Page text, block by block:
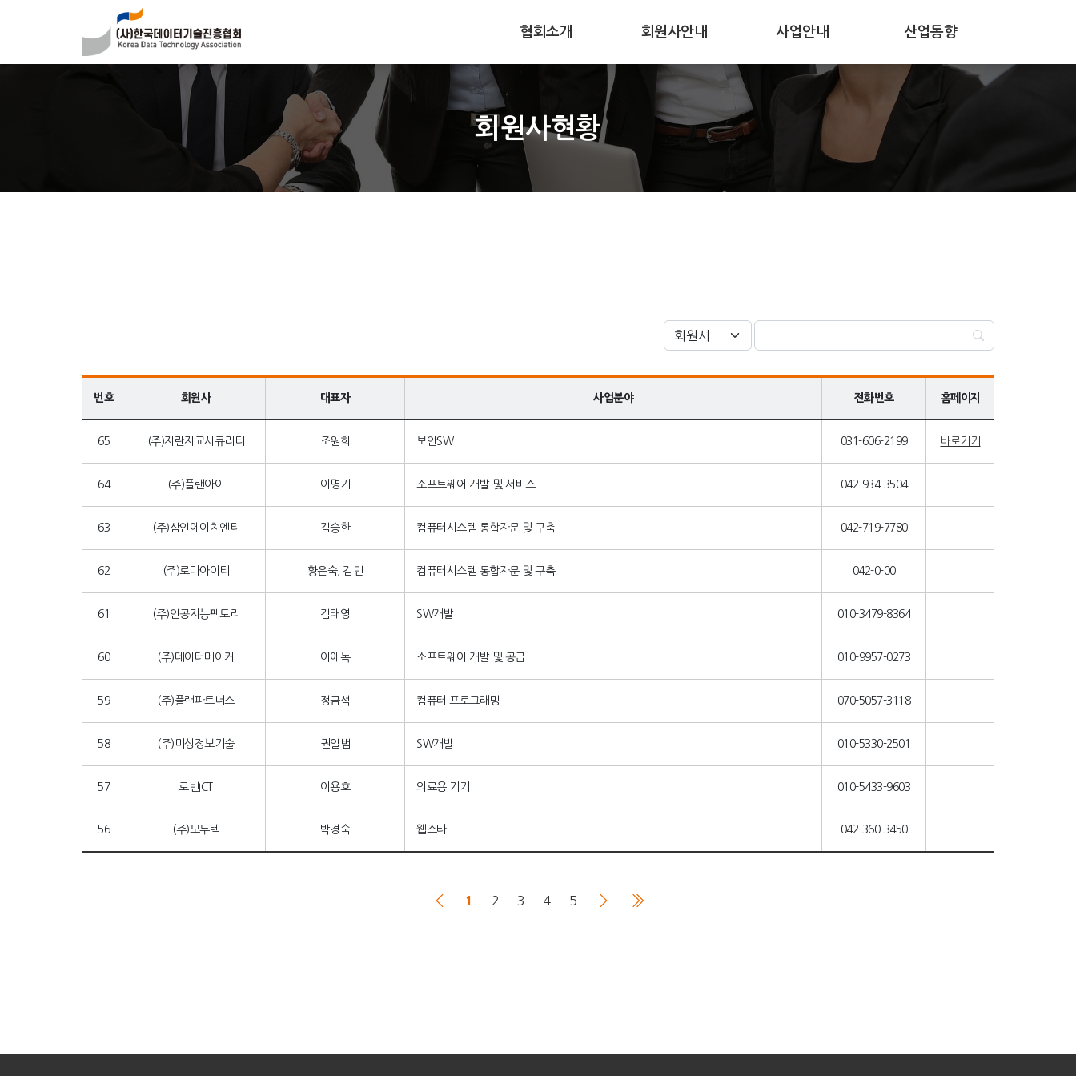
협회소개
협회연혁
조직과구성
회원사안내
회원사가입
회원사현황
사업안내
사업공고
산업동향
회원사현황
번호 회원사 대표자 사업분야 전화번호 홈페이지
65 (주)지란지교시큐리티 조원희 보안SW 031-606-2199 바로가기
64 (주)플랜아이 이명기 소프트웨어 개발 및 서비스 042-934-3504
63 (주)삼인에이치엔티 김승한 컴퓨터시스템 통합자문 및 구축 042-719-7780
62 (주)로다아이티 황은숙, 김민 컴퓨터시스템 통합자문 및 구축 042-0-00
61 (주)인공지능팩토리 김태영 SW개발 010-3479-8364
60 (주)데이터메이커 이에녹 소프트웨어 개발 및 공급 010-9957-0273
59 (주)플랜파트너스 정금석 컴퓨터 프로그래밍 070-5057-3118
58 (주)미성정보기술 권일범 SW개발 010-5330-2501
57 로빈ICT 이용호 의료용 기기 010-5433-9603
56 (주)모두텍 박경숙 웹스타 042-360-3450
1 2 3 4 5